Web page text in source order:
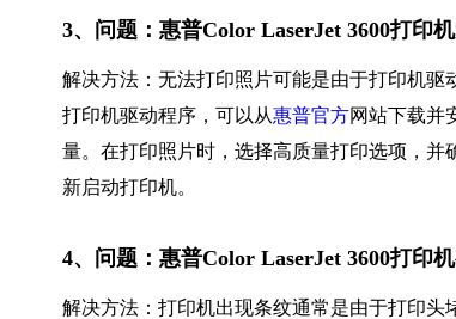
3、问题：惠普Color LaserJet 3600打印
解决方法：无法打印照片可能是由于打印机驱
打印机驱动程序，可以从惠普官方网站下载并
量。在打印照片时，选择高质量打印选项，
新启动打印机。
4、问题：惠普Color LaserJet 3600打印
解决方法：打印机出现条纹通常是由于打印头